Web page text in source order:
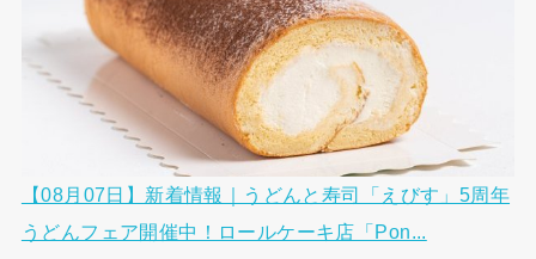
【08月07日】新着情報｜うどんと寿司「えびす」5周年
うどんフェア開催中！ロールケーキ店「Pon...